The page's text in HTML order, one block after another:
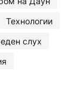
Технологии
слух